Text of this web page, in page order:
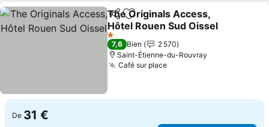
PartagerAjouter à mes favoris
The Originals Access,
Hôtel Rouen Sud Oissel
1 Étoiles
7,6 Bien
2 570
Saint-Étienne-du-Rouvray
Café sur place
De 31 €